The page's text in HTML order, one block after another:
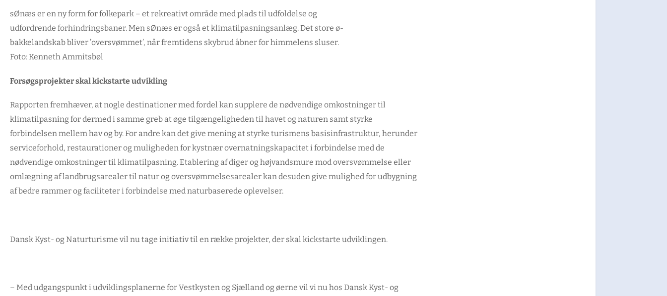
sØnæs er en ny form for folkepark – et rekreativt område med plads til udfoldelse og
udfordrende forhindringsbaner. Men sØnæs er også et klimatilpasningsanlæg. Det store ø-
bakkelandskab bliver ’oversvømmet’, når fremtidens skybrud åbner for himmelens sluser.
Foto: Kenneth Ammitsbøl
Forsøgsprojekter skal kickstarte udvikling
Rapporten fremhæver, at nogle destinationer med fordel kan supplere de nødvendige omkostninger til
klimatilpasning for dermed i samme greb at øge tilgængeligheden til havet og naturen samt styrke
forbindelsen mellem hav og by. For andre kan det give mening at styrke turismens basisinfrastruktur, herunder
serviceforhold, restaurationer og muligheden for kystnær overnatningskapacitet i forbindelse med de
nødvendige omkostninger til klimatilpasning. Etablering af diger og højvandsmure mod oversvømmelse eller
omlægning af landbrugsarealer til natur og oversvømmelsesarealer kan desuden give mulighed for udbygning
af bedre rammer og faciliteter i forbindelse med naturbaserede oplevelser.
Dansk Kyst- og Naturturisme vil nu tage initiativ til en række projekter, der skal kickstarte udviklingen.
– Med udgangspunkt i udviklingsplanerne for Vestkysten og Sjælland og øerne vil vi nu hos Dansk Kyst- og